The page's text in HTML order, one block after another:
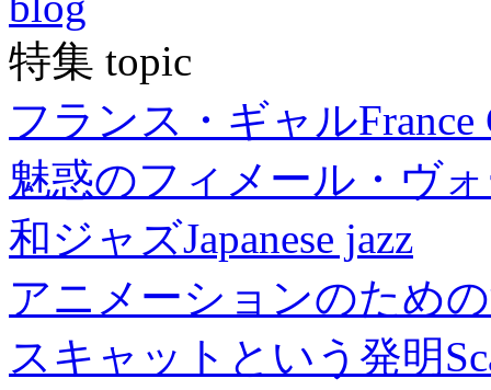
特集 topic
フランス・ギャルFrance
魅惑のフィメール・ヴ
和ジャズJapanese jazz
アニメーションのため
スキャットという発明